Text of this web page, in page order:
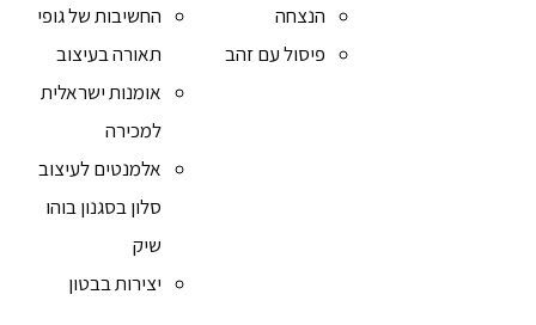
הנצחה
פיסול עם זהב
החשיבות של גופי
תאורה בעיצוב
אומנות ישראלית
למכירה
אלמנטים לעיצוב
סלון בסגנון בוהו
שיק
יצירות בבטון